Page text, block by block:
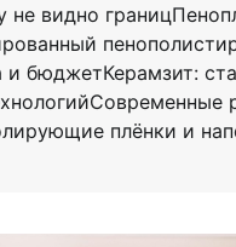
не видно
и бюджетКерамзит:
плёнки и